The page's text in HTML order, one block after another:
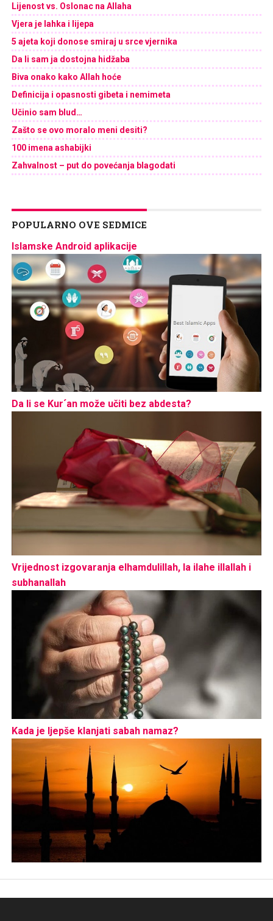
Lijenost vs. Oslonac na Allaha
Vjera je lahka i lijepa
5 ajeta koji donose smiraj u srce vjernika
Da li sam ja dostojna hidžaba
Biva onako kako Allah hoće
Definicija i opasnosti gibeta i nemimeta
Učinio sam blud…
Zašto se ovo moralo meni desiti?
100 imena ashabijki
Zahvalnost – put do povećanja blagodati
POPULARNO OVE SEDMICE
Islamske Android aplikacije
Da li se Kur´an može učiti bez abdesta?
Vrijednost izgovaranja elhamdulillah, la ilahe illallah i
subhanallah
Kada je ljepše klanjati sabah namaz?